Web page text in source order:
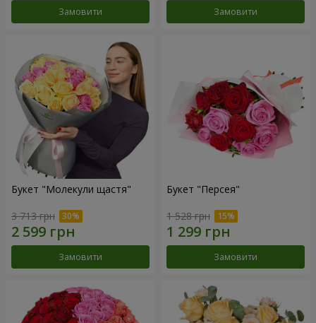
Замовити Замовити
Букет "Молекули щастя"
3 713 грн
Замовити
Букет "Персея"
1 528 грн
Замовити